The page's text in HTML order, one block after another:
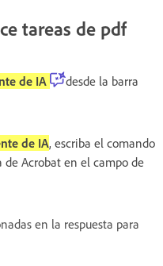
tareas de pdf
de IA
desde la barra
de IA, escriba el comando
Acrobat en el campo de
en la respuesta para